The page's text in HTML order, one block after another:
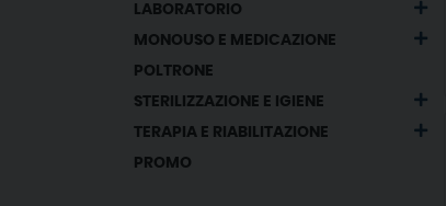
LABORATORIO
MONOUSO E MEDICAZIONE
POLTRONE
STERILIZZAZIONE E IGIENE
TERAPIA E RIABILITAZIONE
PROMO